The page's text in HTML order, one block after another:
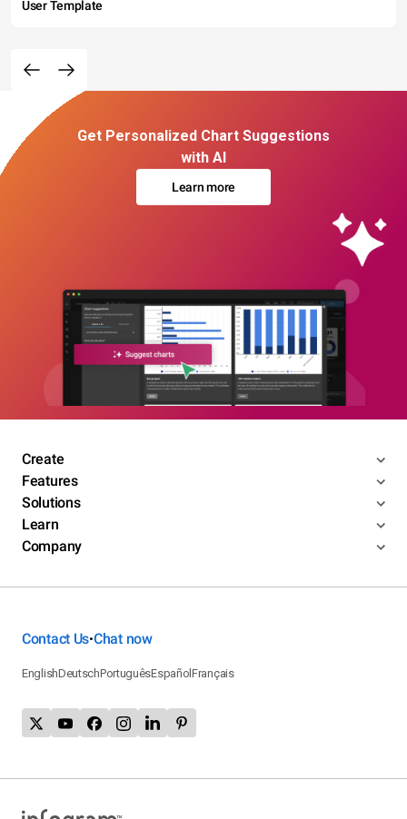
User Template
Get Personalized Chart Suggestions
with AI
Learn more
Create
Features
Solutions
Learn
Company
Contact Us•Chat now
EnglishDeutschPortuguêsEspañolFrançais